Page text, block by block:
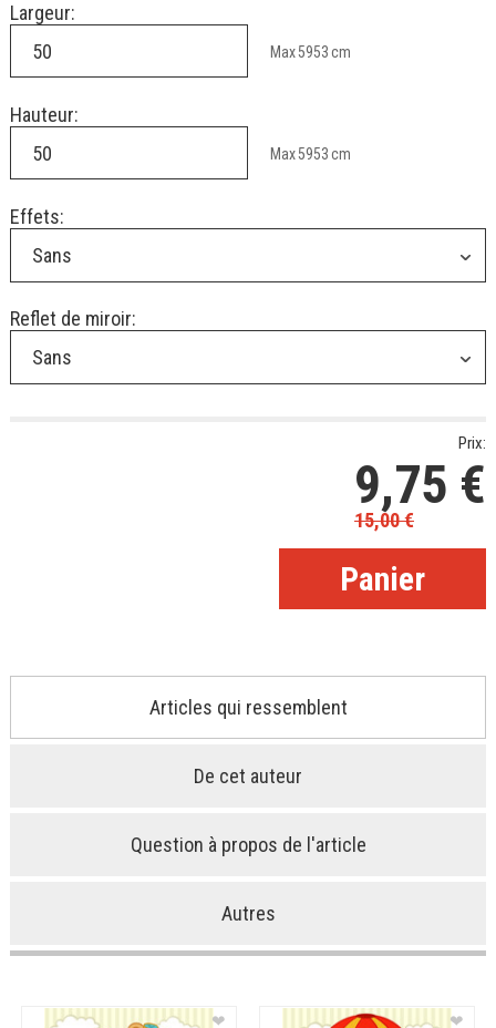
Largeur:
Max5953cm
Hauteur:
Max5953cm
Effets:
Sans
Reflet de miroir:
Sans
Prix:
9,75 €
15,00€
Articles qui ressemblent
De cet auteur
Question à propos de l'article
Autres
❤ ❤